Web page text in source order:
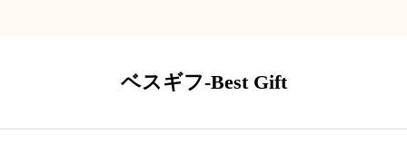
多いのでちょうどいいと思います。
ベスギフ-Best Gift